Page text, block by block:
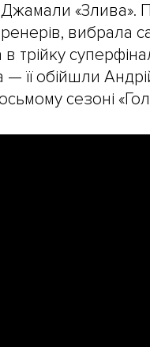
«Злива».
вибрала
трійку
її обійшли
сезоні